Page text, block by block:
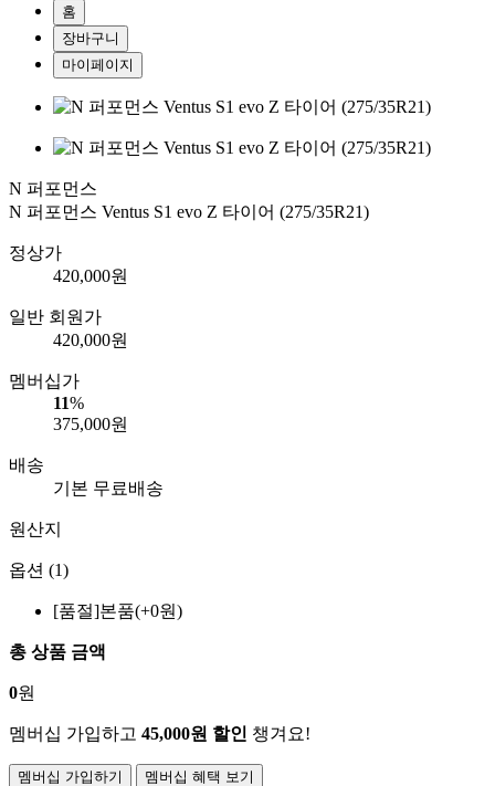
홈
장바구니
마이페이지
N 퍼포먼스
N 퍼포먼스 Ventus S1 evo Z 타이어 (275/35R21)
정상가
420,000원
일반 회원가
420,000원
멤버십가
11%
375,000원
배송
기본 무료배송
원산지
옵션 (1)
[품절]본품(+0원)
총 상품 금액
0원
멤버십 가입하고 45,000원 할인 챙겨요!
멤버십 가입하기
멤버십 혜택 보기